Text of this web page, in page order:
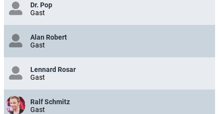
Dr. Pop
Gast
Alan Robert
Gast
Lennard Rosar
Gast
Ralf Schmitz
Gast